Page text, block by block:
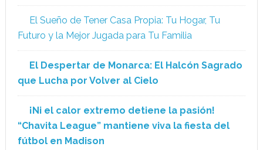
El Sueño de Tener Casa Propia: Tu Hogar, Tu
Futuro y la Mejor Jugada para Tu Familia
El Despertar de Monarca: El Halcón Sagrado
que Lucha por Volver al Cielo
¡Ni el calor extremo detiene la pasión!
“Chavita League” mantiene viva la fiesta del
fútbol en Madison